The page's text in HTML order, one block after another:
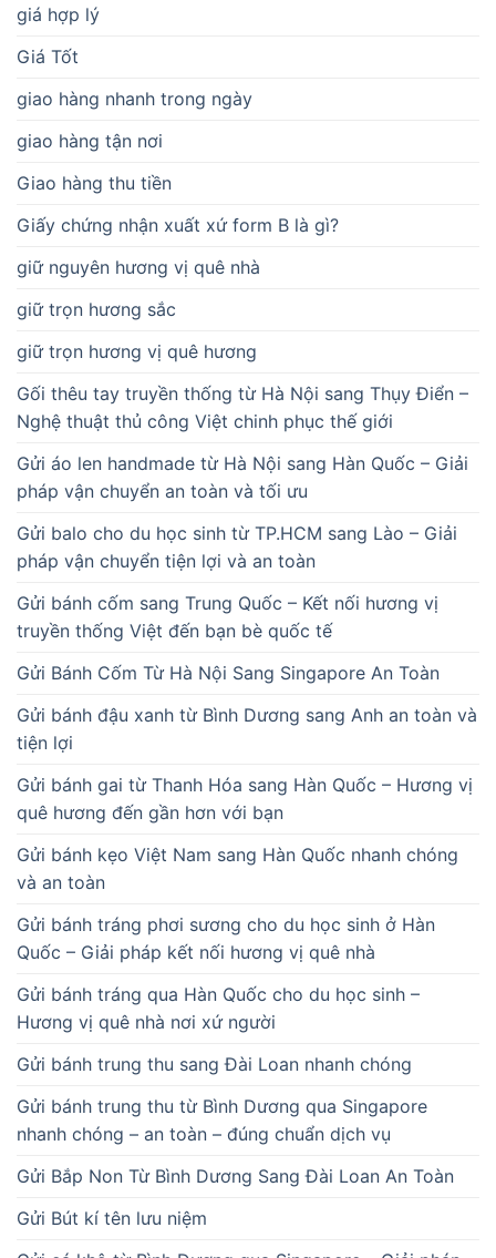
giá hợp lý
Giá Tốt
giao hàng nhanh trong ngày
giao hàng tận nơi
Giao hàng thu tiền
Giấy chứng nhận xuất xứ form B là gì?
giữ nguyên hương vị quê nhà
giữ trọn hương sắc
giữ trọn hương vị quê hương
Gối thêu tay truyền thống từ Hà Nội sang Thụy Điển –
Nghệ thuật thủ công Việt chinh phục thế giới
Gửi áo len handmade từ Hà Nội sang Hàn Quốc – Giải
pháp vận chuyển an toàn và tối ưu
Gửi balo cho du học sinh từ TP.HCM sang Lào – Giải
pháp vận chuyển tiện lợi và an toàn
Gửi bánh cốm sang Trung Quốc – Kết nối hương vị
truyền thống Việt đến bạn bè quốc tế
Gửi Bánh Cốm Từ Hà Nội Sang Singapore An Toàn
Gửi bánh đậu xanh từ Bình Dương sang Anh an toàn và
tiện lợi
Gửi bánh gai từ Thanh Hóa sang Hàn Quốc – Hương vị
quê hương đến gần hơn với bạn
Gửi bánh kẹo Việt Nam sang Hàn Quốc nhanh chóng
và an toàn
Gửi bánh tráng phơi sương cho du học sinh ở Hàn
Quốc – Giải pháp kết nối hương vị quê nhà
Gửi bánh tráng qua Hàn Quốc cho du học sinh –
Hương vị quê nhà nơi xứ người
Gửi bánh trung thu sang Đài Loan nhanh chóng
Gửi bánh trung thu từ Bình Dương qua Singapore
nhanh chóng – an toàn – đúng chuẩn dịch vụ
Gửi Bắp Non Từ Bình Dương Sang Đài Loan An Toàn
Gửi Bút kí tên lưu niệm